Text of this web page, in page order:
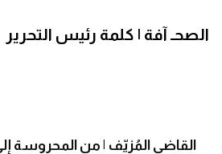
الصحـ آفة | كلمة رئيس التحرير
القاضي المُزيّف | من المحروسة